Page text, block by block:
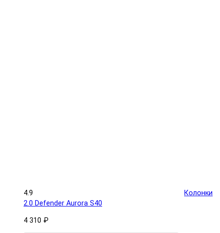
4.9
Колонки
2.0 Defender Aurora S40
4 310 ₽